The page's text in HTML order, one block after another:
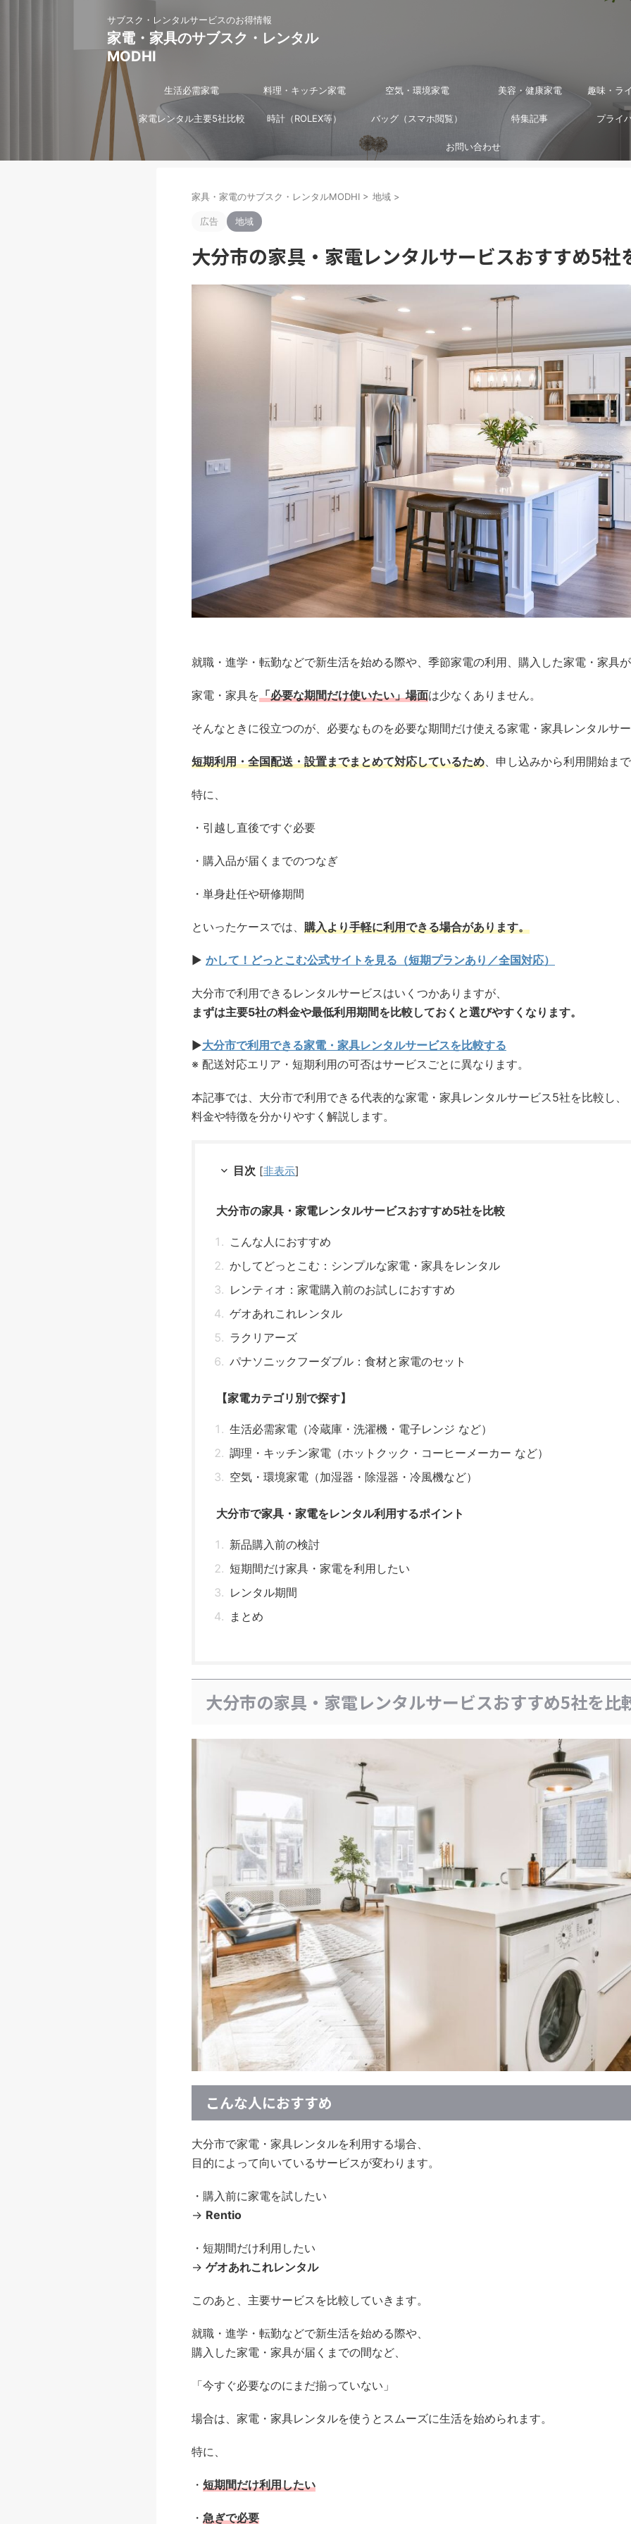
サブスク・レンタルサービスのお得情報
家電・家具のサブスク・レンタル
MODHI
生活必需家電 料理・キッチン家電 空気・環境家電 美容・健康家電 趣味・ラ
家電レンタル主要5社比較 時計（ROLEX等） バッグ（スマホ閲覧） 特集記事 プライ
お問い合わせ
家具・家電のサブスク・レンタルMODHI > 地域 >
広告 地域
大分市の家具・家電レンタルサービスおすすめ5社
就職・進学・転勤などで新生活を始める際や、季節家電の利用、購入した家電・家具
家電・家具を「必要な期間だけ使いたい」場面は少なくありません。
そんなときに役立つのが、必要なものを必要な期間だけ使える家電・家具レンタルサ
短期利用・全国配送・設置までまとめて対応しているため 、申し込みから利用開始ま
特に、
・引越し直後ですぐ必要
・購入品が届くまでのつなぎ
・単身赴任や研修期間
といったケースでは、 購入より手軽に利用できる場合があります。
▶ かして！どっとこむ公式サイトを見る（短期プランあり／全国対応）
大分市で利用できるレンタルサービスはいくつかありますが、
まずは主要5社の料金や最低利用期間を比較しておくと選びやすくなります。
▶大分市で利用できる家電・家具レンタルサービスを比較する
※ 配送対応エリア・短期利用の可否はサービスごとに異なります。
本記事では、大分市で利用できる代表的な家電・家具レンタルサービス5社を比較し、
料金や特徴を分かりやすく解説します。
目次 [非表示]
大分市の家具・家電レンタルサービスおすすめ5社を比較
こんな人におすすめ
かしてどっとこむ：シンプルな家電・家具をレンタル
レンティオ：家電購入前のお試しにおすすめ
ゲオあれこれレンタル
ラクリアーズ
パナソニックフーダブル：食材と家電のセット
【家電カテゴリ別で探す】
生活必需家電（冷蔵庫・洗濯機・電子レンジ など）
調理・キッチン家電（ホットクック・コーヒーメーカー など）
空気・環境家電（加湿器・除湿器・冷風機など）
大分市で家具・家電をレンタル利用するポイント
新品購入前の検討
短期間だけ家具・家電を利用したい
レンタル期間
まとめ
大分市の家具・家電レンタルサービスおすすめ5社を比
こんな人におすすめ
大分市で家電・家具レンタルを利用する場合、
目的によって向いているサービスが変わります。
・購入前に家電を試したい
→ Rentio
・短期間だけ利用したい
→ ゲオあれこれレンタル
このあと、主要サービスを比較していきます。
就職・進学・転勤などで新生活を始める際や、
購入した家電・家具が届くまでの間など、
「今すぐ必要なのにまだ揃っていない」
場合は、家電・家具レンタルを使うとスムーズに生活を始められます。
特に、
・ 短期間だけ利用したい
・ 急ぎで必要